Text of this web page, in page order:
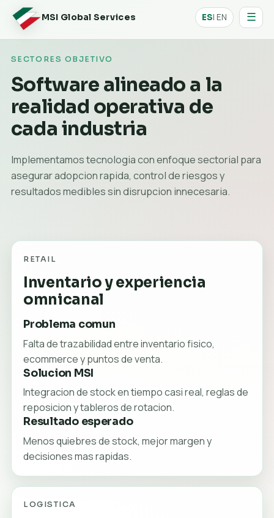
MSI Global Services ☰
ES| EN
SECTORES OBJETIVO
Software alineado a la
realidad operativa de
cada industria
Implementamos tecnologia con enfoque sectorial para
asegurar adopcion rapida, control de riesgos y
resultados medibles sin disrupcion innecesaria.
RETAIL
Inventario y experiencia
omnicanal
Problema comun
Falta de trazabilidad entre inventario fisico,
ecommerce y puntos de venta.
Solucion MSI
Integracion de stock en tiempo casi real, reglas de
reposicion y tableros de rotacion.
Resultado esperado
Menos quiebres de stock, mejor margen y
decisiones mas rapidas.
LOGISTICA